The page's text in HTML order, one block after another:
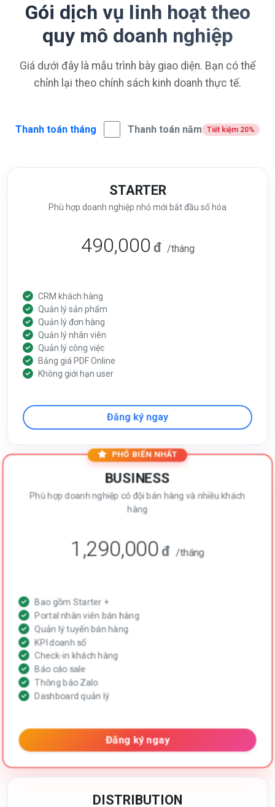
Gói dịch vụ linh hoạt theo
quy mô doanh nghiệp
Giá dưới đây là mẫu trình bày giao diện. Bạn có thể
chỉnh lại theo chính sách kinh doanh thực tế.
Thanh toán tháng Thanh toán năm Tiết kiệm 20%
STARTER
Phù hợp doanh nghiệp nhỏ mới bắt đầu số hóa
490,000 đ /tháng
CRM khách hàng
Quản lý sản phẩm
Quản lý đơn hàng
Quản lý nhân viên
Quản lý công việc
Bảng giá PDF Online
Không giới hạn user
Đăng ký ngay
PHỔ BIẾN NHẤT
BUSINESS
Phù hợp doanh nghiệp có đội bán hàng và nhiều khách
hàng
1,290,000đ /tháng
Bao gồm Starter +
Portal nhân viên bán hàng
Quản lý tuyến bán hàng
KPI doanh số
Check-in khách hàng
Báo cáo sale
Thông báo Zalo
Dashboard quản lý
Đăng ký ngay
DISTRIBUTION